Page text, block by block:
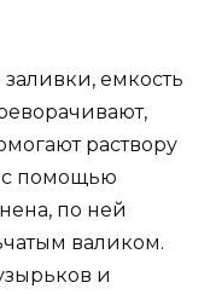
емкость
раствору
с помощью
по ней
валиком.
и